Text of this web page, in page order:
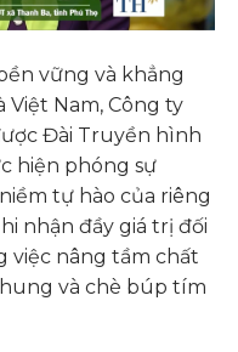
vững và khẳng
Nam, Công ty
Đài Truyền hình
hiện phóng sự
tự hào của riêng
nhận đầy giá trị đối
việc nâng tầm chất
và chè búp tím